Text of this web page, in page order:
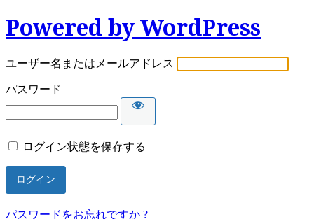
Powered by WordPress
ユーザー名またはメールアドレス
パスワード
ログイン状態を保存する
パスワードをお忘れですか ?